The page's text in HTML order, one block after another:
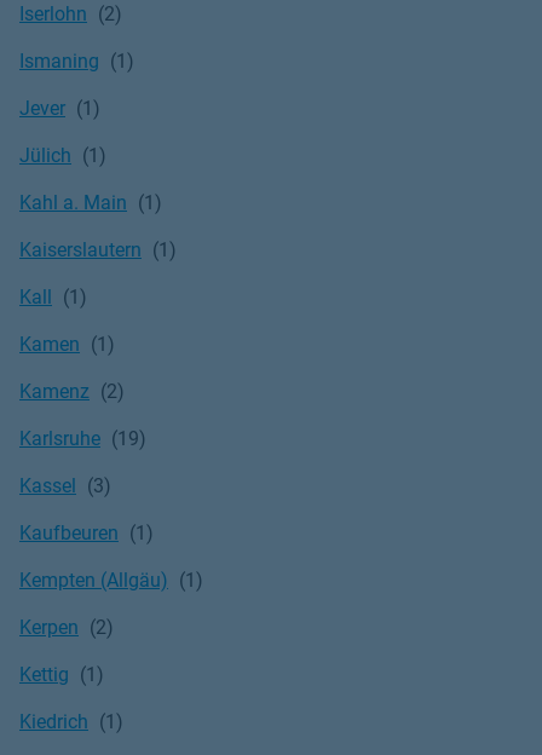
Iserlohn
Ismaning
Jever
Jülich
Kahl a. Main
Kaiserslautern
Kall
Kamen
Kamenz
Karlsruhe
Kassel
Kaufbeuren
Kempten (Allgäu)
Kerpen
Kettig
Kiedrich